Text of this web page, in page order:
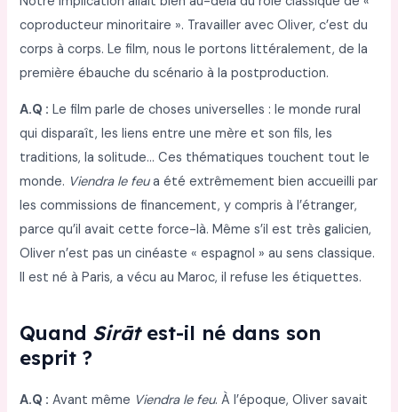
coproducteur minoritaire ». Travailler avec Oliver, c’est du
corps à corps. Le film, nous le portons littéralement, de la
première ébauche du scénario à la postproduction.
A.Q : Le film parle de choses universelles : le monde rural
qui disparaît, les liens entre une mère et son fils, les
traditions, la solitude… Ces thématiques touchent tout le
monde. Viendra le feua été extrêmement bien accueilli par
les commissions de financement, y compris à l’étranger,
parce qu’il avait cette force-là. Même s’il est très galicien,
Oliver n’est pas un cinéaste « espagnol » au sens classique.
Il est né à Paris, a vécu au Maroc, il refuse les étiquettes.
Quand Sirātest-il né dans son
esprit ?
A.Q : Avant même Viendra le feu. À l’époque, Oliver savait